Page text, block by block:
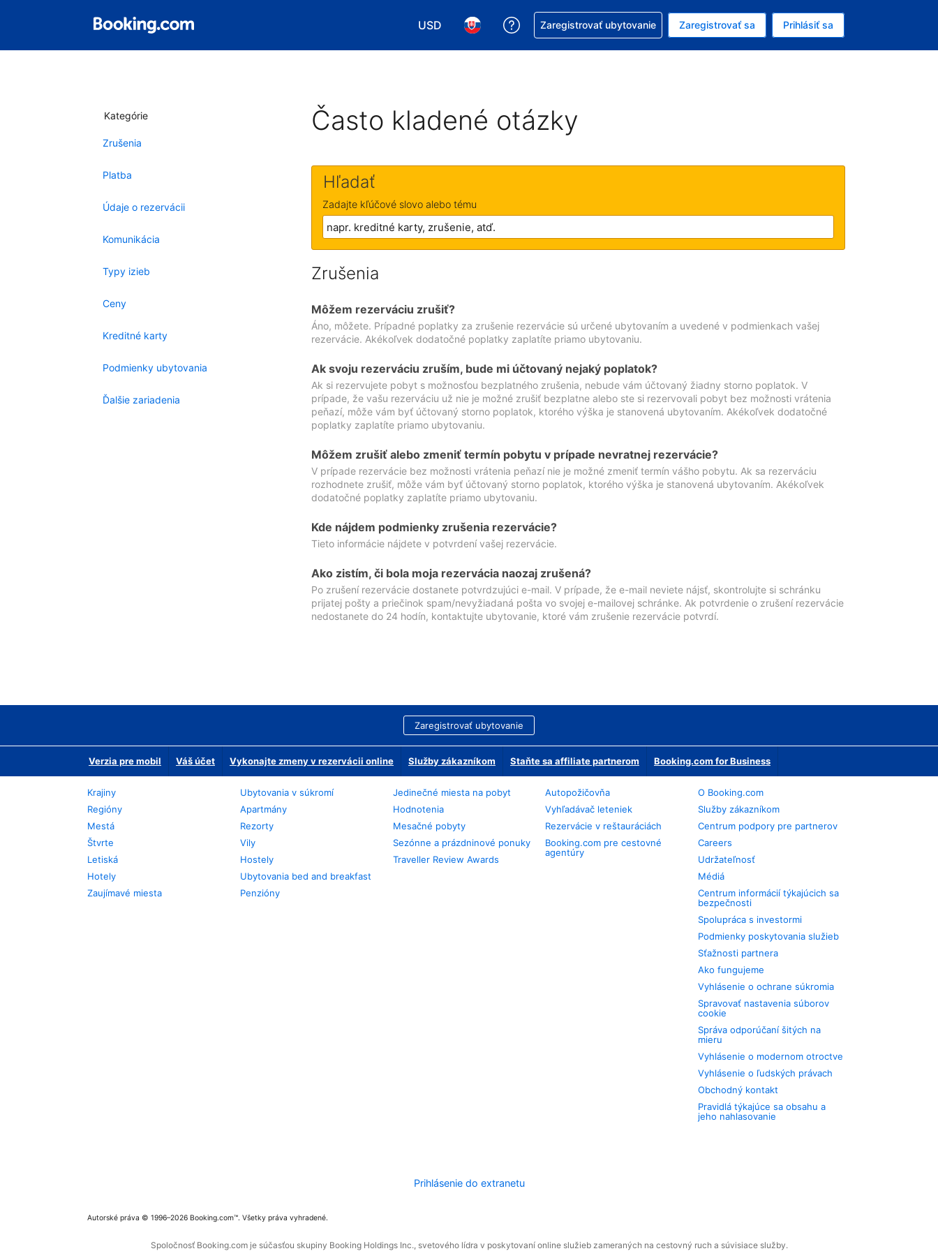
USD
Vybrať menu. Momentálne máte zvolenú menu Americký dolár
Vybrať jazyk. Momentálne máte zvolený jazyk V slovenčine
Získajte pomoc s rezerváciou
Zaregistrovať ubytovanie Zaregistrovať sa Prihlásiť sa
Kategórie
Zrušenia
Platba
Údaje o rezervácii
Komunikácia
Typy izieb
Ceny
Kreditné karty
Podmienky ubytovania
Ďalšie zariadenia
Často kladené otázky
Hľadať
Zadajte kľúčové slovo alebo tému
Zrušenia
Môžem rezerváciu zrušiť?
Áno, môžete. Prípadné poplatky za zrušenie rezervácie sú určené ubytovaním a uvedené v podmienkach vašej
rezervácie. Akékoľvek dodatočné poplatky zaplatíte priamo ubytovaniu.
Ak svoju rezerváciu zruším, bude mi účtovaný nejaký poplatok?
Ak si rezervujete pobyt s možnosťou bezplatného zrušenia, nebude vám účtovaný žiadny storno poplatok. V
prípade, že vašu rezerváciu už nie je možné zrušiť bezplatne alebo ste si rezervovali pobyt bez možnosti vrátenia
peňazí, môže vám byť účtovaný storno poplatok, ktorého výška je stanovená ubytovaním. Akékoľvek dodatočné
poplatky zaplatíte priamo ubytovaniu.
Môžem zrušiť alebo zmeniť termín pobytu v prípade nevratnej rezervácie?
V prípade rezervácie bez možnosti vrátenia peňazí nie je možné zmeniť termín vášho pobytu. Ak sa rezerváciu
rozhodnete zrušiť, môže vám byť účtovaný storno poplatok, ktorého výška je stanovená ubytovaním. Akékoľvek
dodatočné poplatky zaplatíte priamo ubytovaniu.
Kde nájdem podmienky zrušenia rezervácie?
Tieto informácie nájdete v potvrdení vašej rezervácie.
Ako zistím, či bola moja rezervácia naozaj zrušená?
Po zrušení rezervácie dostanete potvrdzujúci e-mail. V prípade, že e-mail neviete nájsť, skontrolujte si schránku
prijatej pošty a priečinok spam/nevyžiadaná pošta vo svojej e-mailovej schránke. Ak potvrdenie o zrušení rezervácie
nedostanete do 24 hodín, kontaktujte ubytovanie, ktoré vám zrušenie rezervácie potvrdí.
Zaregistrovať ubytovanie
Verzia pre mobil Váš účet Vykonajte zmeny v rezervácii online Služby zákazníkom Staňte sa affiliate partnerom Booking.com for Business
Krajiny
Regióny
Mestá
Štvrte
Letiská
Hotely
Zaujímavé miesta
Ubytovania v súkromí
Apartmány
Rezorty
Vily
Hostely
Ubytovania bed and breakfast
Penzióny
Jedinečné miesta na pobyt
Hodnotenia
Mesačné pobyty
Sezónne a prázdninové ponuky
Traveller Review Awards
Autopožičovňa
Vyhľadávač leteniek
Rezervácie v reštauráciách
Booking.com pre cestovné
agentúry
O Booking.com
Služby zákazníkom
Centrum podpory pre partnerov
Careers
Udržateľnosť
Médiá
Centrum informácií týkajúcich sa
bezpečnosti
Spolupráca s investormi
Podmienky poskytovania služieb
Sťažnosti partnera
Ako fungujeme
Vyhlásenie o ochrane súkromia
Spravovať nastavenia súborov
cookie
Správa odporúčaní šitých na
mieru
Vyhlásenie o modernom otroctve
Vyhlásenie o ľudských právach
Obchodný kontakt
Pravidlá týkajúce sa obsahu a
jeho nahlasovanie
Prihlásenie do extranetu
Autorské práva © 1996–2026 Booking.com™. Všetky práva vyhradené.
Spoločnosť Booking.com je súčasťou skupiny Booking Holdings Inc., svetového lídra v poskytovaní online služieb zameraných na cestovný ruch a súvisiace služby.